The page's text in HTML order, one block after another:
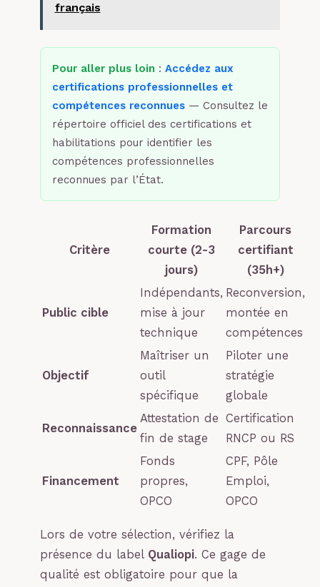
français
Pour aller plus loin : Accédez aux
certifications professionnelles et
compétences reconnues — Consultez le
répertoire officiel des certifications et
habilitations pour identifier les
compétences professionnelles
reconnues par l’État.
Critère
Formation
courte (2-3
jours)
Parcours
certifiant
(35h+)
Public cible
Indépendants,
mise à jour
technique
Reconversion,
montée en
compétences
Objectif
Maîtriser un
outil
spécifique
Piloter une
stratégie
globale
Reconnaissance
Attestation de
fin de stage
Certification
RNCP ou RS
Financement
Fonds
propres,
OPCO
CPF, Pôle
Emploi,
OPCO
Lors de votre sélection, vérifiez la
présence du label Qualiopi. Ce gage de
qualité est obligatoire pour que la